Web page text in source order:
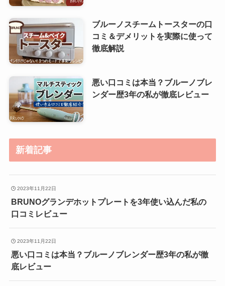
ブルーノスチームトースターの口
コミ＆デメリットを実際に使って
徹底解説
悪い口コミは本当？ブルーノブレ
ンダー歴3年の私が徹底レビュー
新着記事
2023年11月22日
BRUNOグランデホットプレートを3年使い込んだ私の
口コミレビュー
2023年11月22日
悪い口コミは本当？ブルーノブレンダー歴3年の私が徹
底レビュー